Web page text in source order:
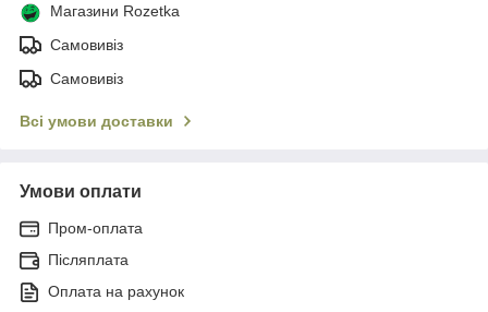
Магазини Rozetka
Самовивіз
Самовивіз
Всі умови доставки
Умови оплати
Пром-оплата
Післяплата
Оплата на рахунок